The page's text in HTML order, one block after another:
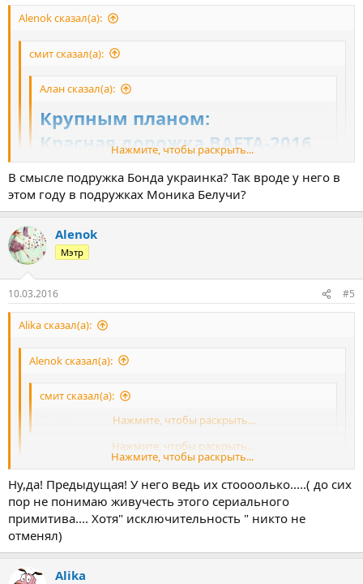
Alenok сказал(а):
смит сказал(а):
Алан сказал(а):
Крупным планом:
Красная дорожка BAFTA-2016
Нажмите, чтобы раскрыть...
Эт чО за хохля така симпатичная?
Нажмите, чтобы раскрыть...
Куриленко- Бонд!
Нажмите, чтобы раскрыть...
В смысле подружка Бонда украинка? Так вроде у него в
этом году в подружках Моника Белучи?
Alenok
Мэтр
10.03.2016 #5
Alika сказал(а):
Alenok сказал(а):
смит сказал(а):
Эт чО за хохля така симпатичная?
Нажмите, чтобы раскрыть...
Куриленко- Бонд!Нажмите, чтобы раскрыть...
В смысле подружка Бонда украинка? Так вроде у него в этом
году в подружках Моника Белучи?
Нажмите, чтобы раскрыть...
Ну,да! Предыдущая! У него ведь их стоооолько.....( до сих
пор не понимаю живучесть этого сериального
примитива.... Хотя" исключительность " никто не
отменял)
Alika